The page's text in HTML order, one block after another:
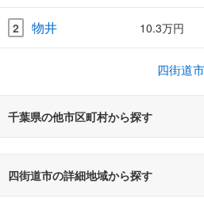
2 物井 10.3万円
四街道
千葉県の他市区町村から探す
四街道市の詳細地域から探す